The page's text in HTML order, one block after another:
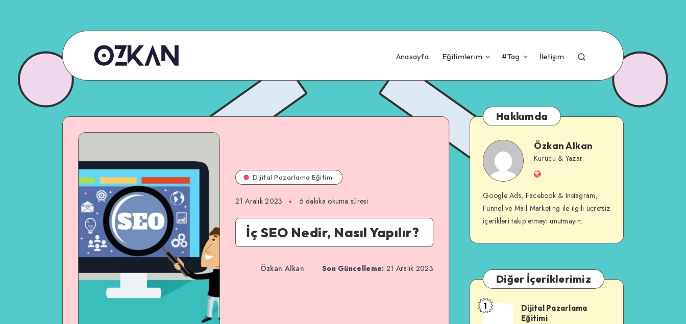
Anasayfa Eğitimlerim #Tag İletişim
Dijital Pazarlama Eğitimi
21 Aralık 2023 6 dakika okuma süresi
İç SEO Nedir, Nasıl Yapılır?
Özkan Alkan Son Güncelleme: 21 Aralık 2023
Hakkımda
Özkan
Alkan
Özkan Alkan
Kurucu & Yazar
İnternet
Google Ads, Facebook & Instagram,
Funnel ve Mail Marketing ile ilgili ücretsiz
içerikleri takip etmeyi unutmayın.
Diğer İçeriklerimiz
Dijital
1
Dijital Pazarlama
Eğitimi